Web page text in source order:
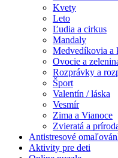
Kvety
Leto
Ľudia a cirkus
Mandaly
Medvedíkovia a
Ovocie a
Rozprávky a
Šport
Valentín / láska
Vesmír
Zima a Vianoce
Zvieratá a
Antistresové
Aktivity pre deti